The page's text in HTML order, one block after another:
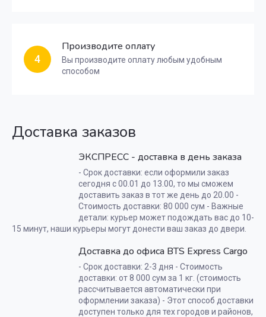
4
Производите оплату
Вы производите оплату любым удобным
способом
Доставка заказов
ЭКСПРЕСС - доставка в день заказа
- Срок доставки: если оформили заказ
сегодня с 00.01 до 13.00, то мы сможем
доставить заказ в тот же день до 20.00 -
Стоимость доставки: 80 000 сум - Важные
детали: курьер может подождать вас до 10-
15 минут, наши курьеры могут донести ваш заказ до двери.
Доставка до офиса BTS Express Cargo
- Срок доставки: 2-3 дня - Стоимость
доставки: от 8 000 сум за 1 кг. (стоимость
рассчитывается автоматически при
оформлении заказа) - Этот способ доставки
доступен только для тех городов и районов,